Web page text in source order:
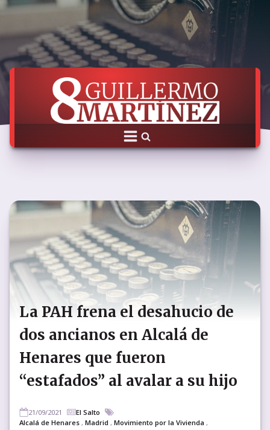
La PAH frena el desahucio de
dos ancianos en Alcalá de
Henares que fueron
“estafados” al avalar a su hijo
21/09/2021
El Salto
Alcalá de Henares , Madrid , Movimiento por la Vivienda ,